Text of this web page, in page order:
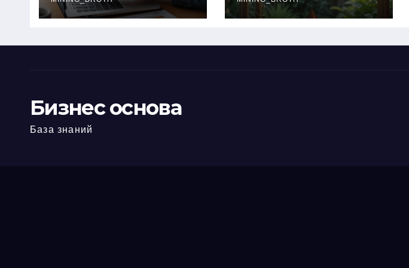
офис: порядок,
требования и
колокольчиков
Бизнес основа
База знаний